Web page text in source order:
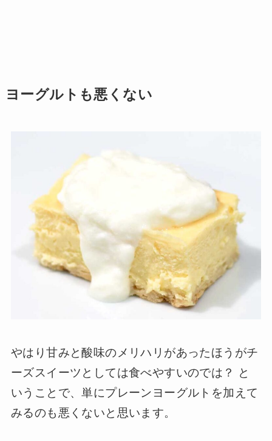
ヨーグルトも悪くない
やはり甘みと酸味のメリハリがあったほうがチ
ーズスイーツとしては食べやすいのでは？ と
いうことで、単にプレーンヨーグルトを加えて
みるのも悪くないと思います。